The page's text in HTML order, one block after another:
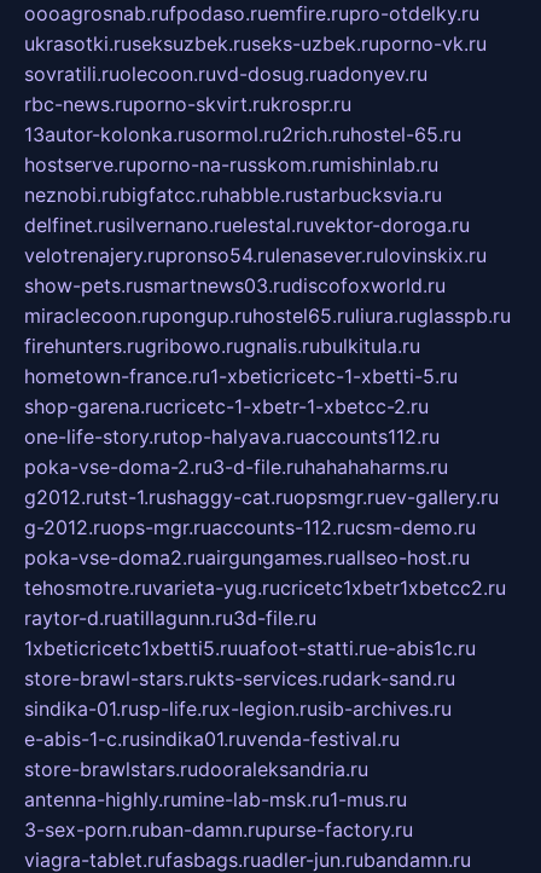
oooagrosnab.rufpodaso.ruemfire.rupro-otdelky.ru
ukrasotki.ruseksuzbek.ruseks-uzbek.ruporno-vk.ru
sovratili.ruolecoon.ruvd-dosug.ruadonyev.ru
rbc-news.ruporno-skvirt.rukrospr.ru
13autor-kolonka.rusormol.ru2rich.ruhostel-65.ru
hostserve.ruporno-na-russkom.rumishinlab.ru
neznobi.rubigfatcc.ruhabble.rustarbucksvia.ru
delfinet.rusilvernano.ruelestal.ruvektor-doroga.ru
velotrenajery.rupronso54.rulenasever.rulovinskix.ru
show-pets.rusmartnews03.rudiscofoxworld.ru
miraclecoon.rupongup.ruhostel65.ruliura.ruglasspb.ru
firehunters.rugribowo.rugnalis.rubulkitula.ru
hometown-france.ru1-xbeticricetc-1-xbetti-5.ru
shop-garena.rucricetc-1-xbetr-1-xbetcc-2.ru
one-life-story.rutop-halyava.ruaccounts112.ru
poka-vse-doma-2.ru3-d-file.ruhahahaharms.ru
g2012.rutst-1.rushaggy-cat.ruopsmgr.ruev-gallery.ru
g-2012.ruops-mgr.ruaccounts-112.rucsm-demo.ru
poka-vse-doma2.ruairgungames.ruallseo-host.ru
tehosmotre.ruvarieta-yug.rucricetc1xbetr1xbetcc2.ru
raytor-d.ruatillagunn.ru3d-file.ru
1xbeticricetc1xbetti5.ruuafoot-statti.rue-abis1c.ru
store-brawl-stars.rukts-services.rudark-sand.ru
sindika-01.rusp-life.rux-legion.rusib-archives.ru
e-abis-1-c.rusindika01.ruvenda-festival.ru
store-brawlstars.rudooraleksandria.ru
antenna-highly.rumine-lab-msk.ru1-mus.ru
3-sex-porn.ruban-damn.rupurse-factory.ru
viagra-tablet.rufasbags.ruadler-jun.rubandamn.ru